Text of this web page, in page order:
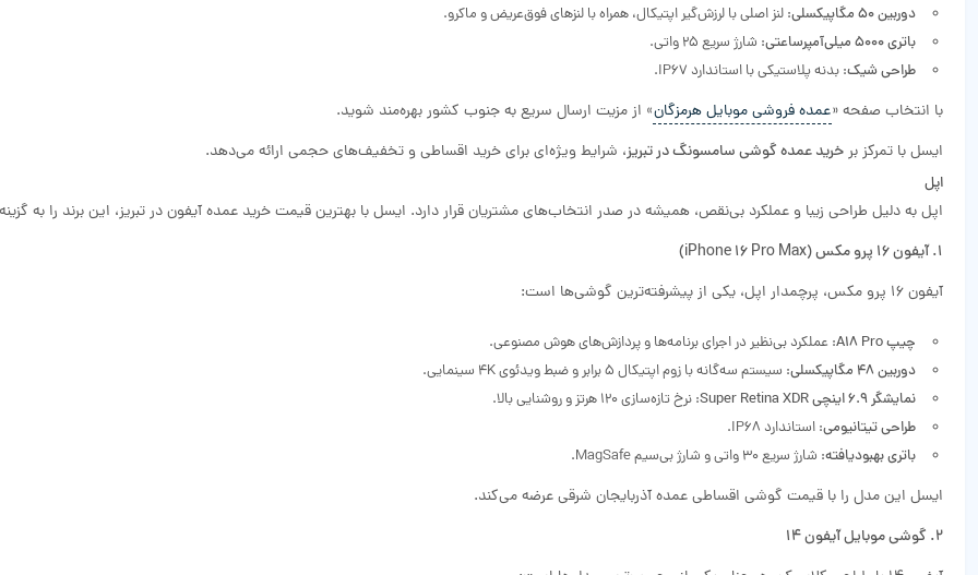
دوربین 50 مگاپیکسلی : لنز اصلی با لرزش‌گیر اپتیکال، همراه با لنزهای فوق‌عریض و ماکرو.
باتری 5000 میلی‌آمپرساعتی : شارژ سریع 25 واتی.
طراحی شیک: بدنه پلاستیکی با استاندارد IP67.
با انتخاب صفحه «عمده فروشی موبایل هرمزگان» از مزیت ارسال سریع به جنوب کشور بهره‌مند شوید.
ایسل با تمرکز برخرید عمده گوشی سامسونگ در تبریز، شرایط ویژه‌ای برای خرید اقساطی و تخفیف‌های حجمی ارائه می‌دهد.
اپل
اپل به دلیل طراحی زیبا و عملکرد بی‌نقص، همیشه در صدر انتخاب‌های مشتریان قرار دارد. ایسل با بهترین قیمت خرید عمده آیفون در تبریز، این برند را به
1. آیفون 16 پرو مکس (iPhone 16 Pro Max)
آیفون 16 پرو مکس، پرچمدار اپل، یکی از پیشرفته‌ترین گوشی‌ها است:
چیپ A18 Pro : عملکرد بی‌نظیر در اجرای برنامه‌ها و پردازش‌های هوش مصنوعی.
دوربین 48 مگاپیکسلی : سیستم سه‌گانه با زوم اپتیکال 5 برابر و ضبط ویدئوی 4K سینمایی.
نمایشگر 6.9 اینچی Super Retina XDR : نرخ تازه‌سازی 120 هرتز و روشنایی بالا.
طراحی تیتانیومی: استاندارد IP68.
باتری بهبودیافته: شارژ سریع 30 واتی و شارژ بی‌سیم MagSafe.
ایسل این مدل را با قیمت گوشی اقساطی عمده آذربایجان شرقی عرضه می‌کند.
2. گوشی موبایل آیفون 14